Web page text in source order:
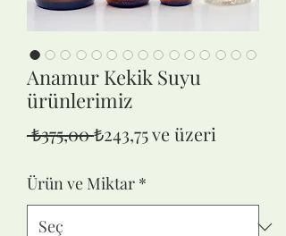
Anamur Kekik Suyu
ürünlerimiz
₺375,00 Normal
₺243,75ve üzeri
Ürün ve Miktar *